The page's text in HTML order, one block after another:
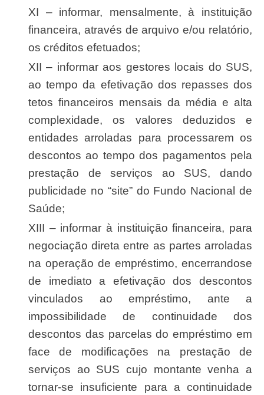
XI – informar, mensalmente, à instituição
financeira, através de arquivo e/ou relatório,
os créditos efetuados;
XII – informar aos gestores locais do SUS,
ao tempo da efetivação dos repasses dos
tetos financeiros mensais da média e alta
complexidade, os valores deduzidos e
entidades arroladas para processarem os
descontos ao tempo dos pagamentos pela
prestação de serviços ao SUS, dando
publicidade no “site” do Fundo Nacional de
Saúde;
XIII – informar à instituição financeira, para
negociação direta entre as partes arroladas
na operação de empréstimo, encerrandose
de imediato a efetivação dos descontos
vinculados ao empréstimo, ante a
impossibilidade de continuidade dos
descontos das parcelas do empréstimo em
face de modificações na prestação de
serviços ao SUS cujo montante venha a
tornar-se insuficiente para a continuidade